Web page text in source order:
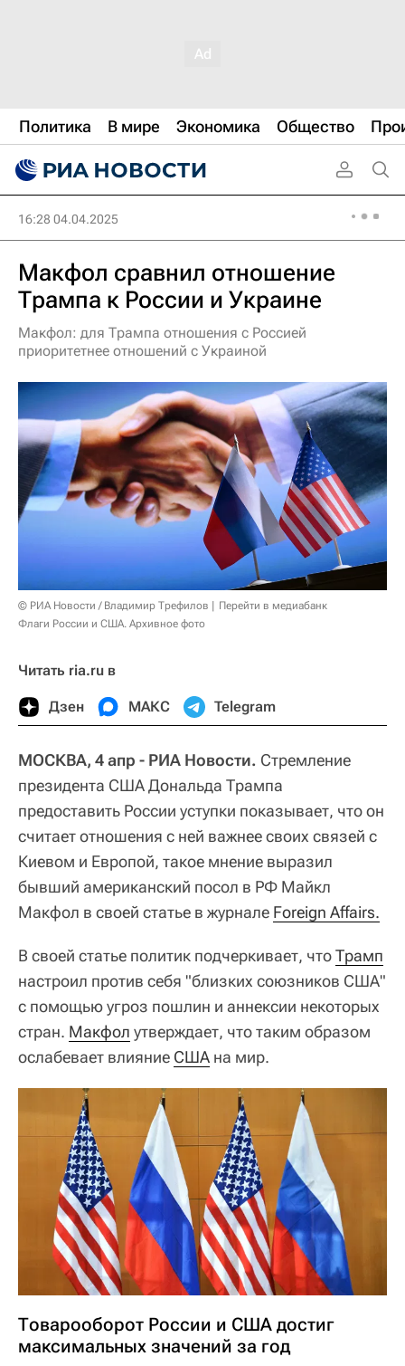
Политика В мире Экономика Общество
16:28 04.04.2025
Макфол сравнил отношение
Трампа к России и Украине
Макфол: для Трампа отношения с Россией
приоритетнее отношений с Украиной
© РИА Новости / Владимир Трефилов
Перейти в медиабанк
Флаги России и США. Архивное фото
Читать ria.ru в
Дзен МАКС Telegram
МОСКВА, 4 апр - РИА Новости. Стремление
президента США Дональда Трампа
предоставить России уступки показывает, что он
считает отношения с ней важнее своих связей с
Киевом и Европой, такое мнение выразил
бывший американский посол в РФ Майкл
Макфол в своей статье в журнале Foreign Affairs.
В своей статье политик подчеркивает, чтоТрамп
настроил против себя "близких союзников США"
с помощью угроз пошлин и аннексии некоторых
стран. Макфол утверждает, что таким образом
ослабевает влияние США на мир.
Товарооборот России и США достиг
максимальных значений за год